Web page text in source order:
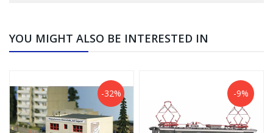
YOU MIGHT ALSO BE INTERESTED IN
-32% -9%